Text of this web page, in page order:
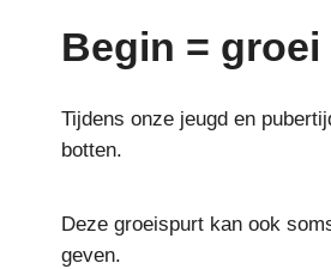
Begin = groei
Tijdens onze jeugd en
botten.
Deze groeispurt kan ook
geven.